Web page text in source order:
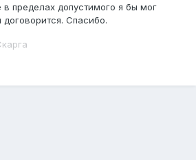
пределах допустимого я бы мог
Спасибо.